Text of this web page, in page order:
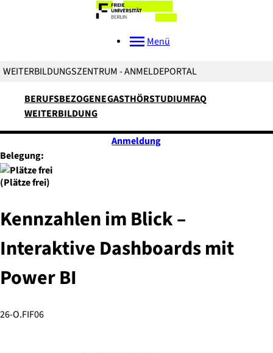
Menü
WEITERBILDUNGSZENTRUM - ANMELDEPORTAL
BERUFSBEZOGENE
WEITERBILDUNG
GASTHÖRSTUDIUMFAQ
Kennzahlen im Blick –
Interaktive Dashboards mit
Power BI
26-O.FIF06
Anmeldung
Belegung:
(Plätze frei)